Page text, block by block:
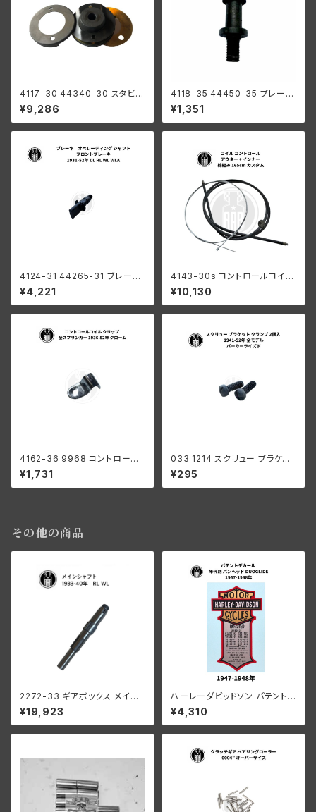
4117-30 44340-30 スタビラ
イザー ワッシャー キット ハーレ
ーダビッドソン 1930-52年 DL
RL WL WLA ブラック
¥9,286
4118-35 44450-35 ブレーキ
シュー ピボット スタッド ハーレ
ーダビッドソン 1935-1940年
RL WL
¥1,351
4124-31 44265-31 ブレーキ
オペレーティング シャフト フロ
ントブレーキ ハーレーダビッド
ソン 1931-52年 DL RL WL W
¥4,221
4143-30s コントロールコイル
アウター + インナー 綿編み 16
5cm カスタム ハーレーダビッド
ソン
¥10,130
4162-36 9968 コントロール
コイル クリップ ハーレーダビッ
ドソン 全スプリンガー 1936-5
2年 クローム
¥1,731
033 1214 スクリュー ブラケット
クランプ 2個入 ハーレーダビッ
ドソン 1941-52年 全モデル パ
ーカーライズド
¥295
その他の商品
2272-33 ギアボックス メイン
シャフト 1933-1940年
¥19,923
ハーレーダビッドソン パテント 1
947-1948年 オイルタンク 用
ステッカー 復刻版 デカール エ
ンブレム
¥4,310